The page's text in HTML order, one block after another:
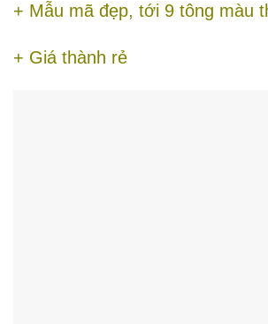
+ Mẫu mã đẹp, tới 9 tông màu
+ Giá thành rẻ